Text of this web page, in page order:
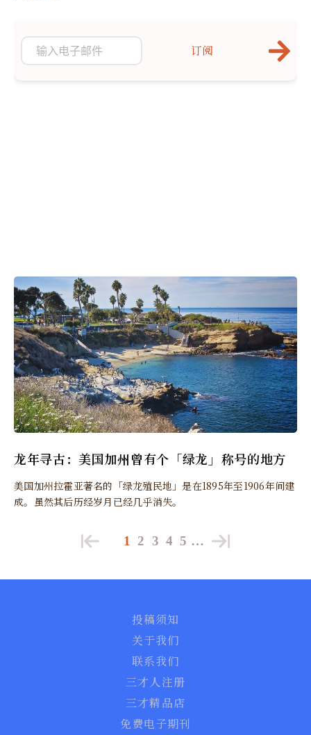
龙年寻古：美国加州曾有个「绿龙」称号的地方
美国加州拉霍亚著名的「绿龙殖民地」是在1895年至1906年间建
成。虽然其后历经岁月已经几乎消失。
订阅
1 2 3 4 5 …
投稿须知
关于我们
联系我们
三才人注册
三才精品店
免费电子期刊